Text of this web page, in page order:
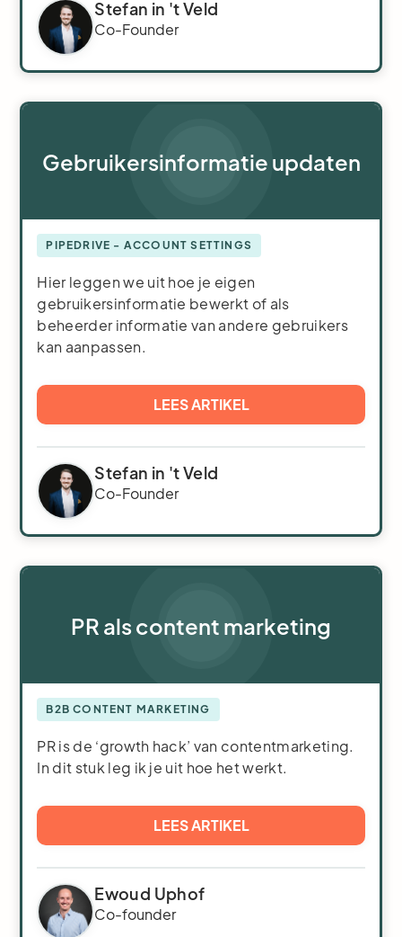
Stefan in 't Veld
Co-Founder
Gebruikersinformatie updaten
PIPEDRIVE - ACCOUNT SETTINGS
Hier leggen we uit hoe je eigen
gebruikersinformatie bewerkt of als
beheerder informatie van andere gebruikers
kan aanpassen.
LEES ARTIKEL
Stefan in 't Veld
Co-Founder
PR als content marketing
B2B CONTENT MARKETING
PR is de ‘growth hack’ van contentmarketing.
In dit stuk leg ik je uit hoe het werkt.
LEES ARTIKEL
Ewoud Uphof
Co-founder